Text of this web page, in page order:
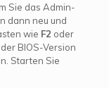
Sie das Admin-
dann neu und
wie F2 oder
BIOS-Version
Starten Sie